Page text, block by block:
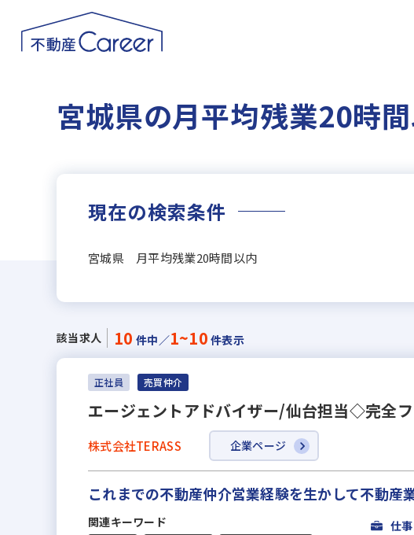
宮城県の月平均残業20時
現在の検索条件
宮城県 月平均残業20時間以内
該当求人 10 件中／1~10 件表示
正社員 売買仲介
エージェントアドバイザー/仙台担当◇完全
株式会社TERASS 企業ページ
これまでの不動産仲介営業経験を生かして不動産
関連キーワード 仕